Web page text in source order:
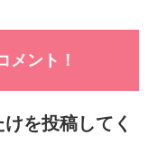
メント！
を投稿してく